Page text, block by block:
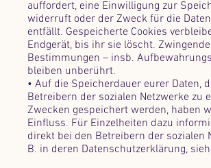
auffordert, eine Einwilligung zur
widerruft oder der Zweck für die
entfällt. Gespeicherte Cookies
Endgerät, bis ihr sie löscht.
Bestimmungen – insb.
bleiben unberührt.
• Auf die Speicherdauer eurer Daten,
Betreibern der sozialen Netzwerke zu
Zwecken gespeichert werden, haben
Einfluss. Für Einzelheiten dazu
direkt bei den Betreibern der sozialen
B. in deren Datenschutzerklärung,